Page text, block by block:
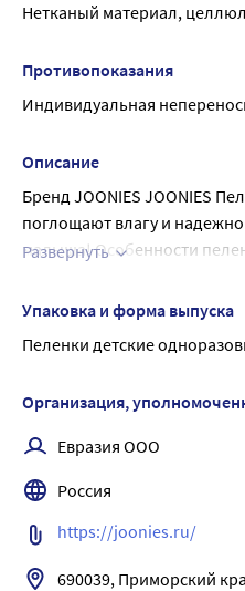
Нетканый материал,
Противопоказания
Индивидуальная
Описание
Бренд JOONIES JOONIES
поглощают влагу и
малыша! Особенности
Мягкая 3D-поверхность
Все используемые
размерах: 6040, 6060,
Развернуть
Упаковка и форма выпуска
Пеленки детские
Организация,
Евразия ООО
Россия
https://joonies.ru/